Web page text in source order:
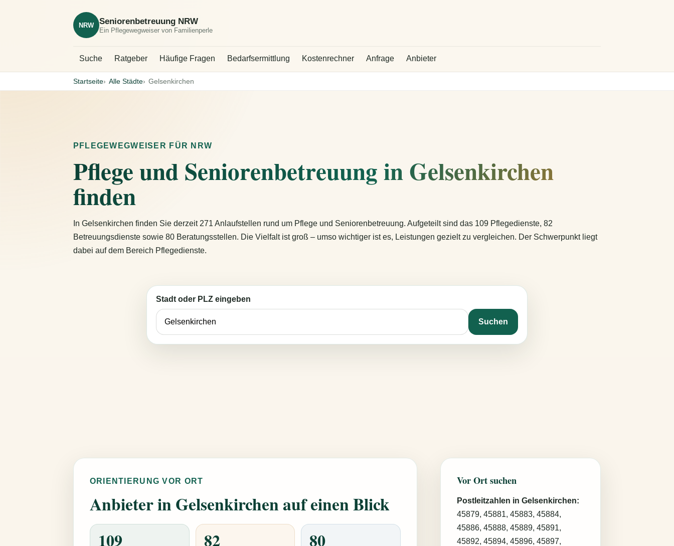
NRW Seniorenbetreuung NRW
Ein Pflegewegweiser von Familienperle
Suche Ratgeber Häufige Fragen Bedarfsermittlung Kostenrechner Anfrage Anbieter
Startseite Alle Städte Gelsenkirchen
PFLEGEWEGWEISER FÜR NRW
Pflege und Seniorenbetreuung in Gelsenkirchen
finden
In Gelsenkirchen finden Sie derzeit 271 Anlaufstellen rund um Pflege und Seniorenbetreuung. Aufgeteilt sind das 109 Pflegedienste, 82
Betreuungsdienste sowie 80 Beratungsstellen. Die Vielfalt ist groß – umso wichtiger ist es, Leistungen gezielt zu vergleichen. Der Schwerpunkt liegt
dabei auf dem Bereich Pflegedienste.
Stadt oder PLZ eingeben
Suchen
ORIENTIERUNG VOR ORT
Anbieter in Gelsenkirchen auf einen Blick
109 82 80
Vor Ort suchen
Postleitzahlen in Gelsenkirchen:
45879, 45881, 45883, 45884,
45886, 45888, 45889, 45891,
45892, 45894, 45896, 45897,